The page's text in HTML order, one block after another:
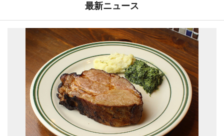
最新ニュース